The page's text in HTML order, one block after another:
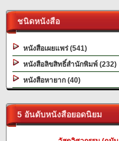
ชนิดหนังสือ
หนังสือเผยแพร่ (541)
หนังสือลิขสิทธิ์สำนักพิมพ์ (232)
หนังสือหายาก (40)
5 อันดับหนังสือยอดนิยม